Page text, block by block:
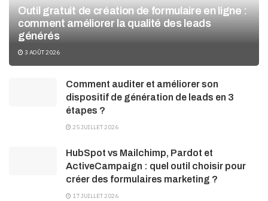
Outil gratuit de création de formulaire en ligne :
comment améliorer la qualité des leads
générés
3 AOÛT 2026
Comment auditer et améliorer son
dispositif de génération de leads en 3
étapes ?
25 JUILLET 2026
HubSpot vs Mailchimp, Pardot et
ActiveCampaign : quel outil choisir pour
créer des formulaires marketing ?
17 JUILLET 2026